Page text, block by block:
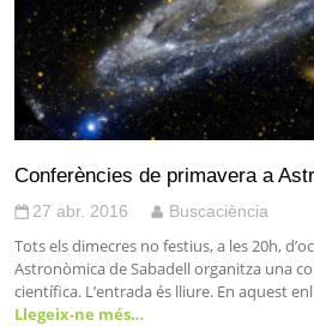
Conferències de primavera a
27 abr. 2016 Buscaciència
Tots els dimecres no festius, a les 20h,
Astronòmica de Sabadell organitza una
científica. L’entrada és lliure. En aquest
Llegeix-ne més…